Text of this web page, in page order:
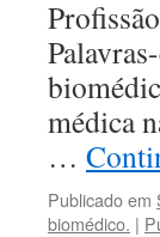
médica
…
Publicado em
biomédico. |